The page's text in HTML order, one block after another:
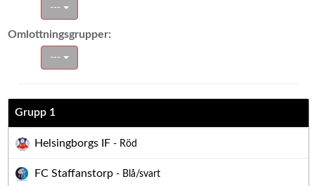
---
Omlottningsgrupper:
---
Grupp 1
Helsingborgs IF - Röd
FC Staffanstorp - Blå/svart